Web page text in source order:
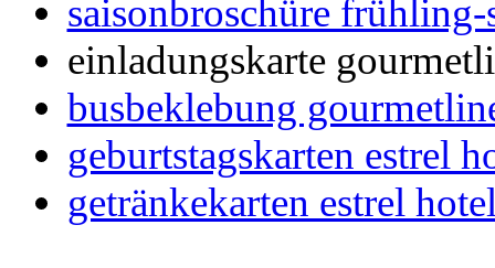
saisonbroschüre
einladungskarte
busbeklebung
geburtstagskarten estrel
getränkekarten estrel